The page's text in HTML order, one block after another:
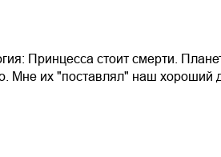
Принцесса стоит смерти.
Мне их "поставлял" наш хороший